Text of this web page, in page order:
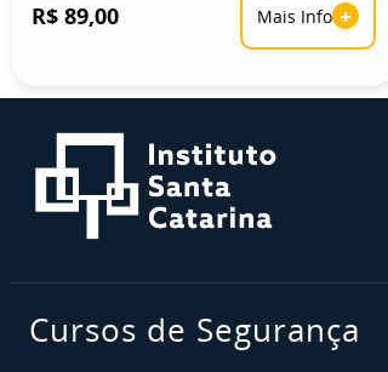
R$ 89,00 Mais Info +
Cursos de Segurança